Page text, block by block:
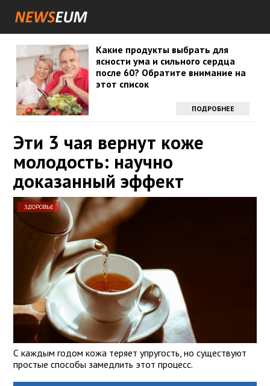
Какие продукты выбрать для
ясности ума и сильного сердца
после 60? Обратите внимание на
этот список
ПОДРОБНЕЕ
Эти 3 чая вернут коже
молодость: научно
доказанный эффект
ЗДОРОВЬЕ
С каждым годом кожа теряет упругость, но существуют
простые способы замедлить этот процесс.